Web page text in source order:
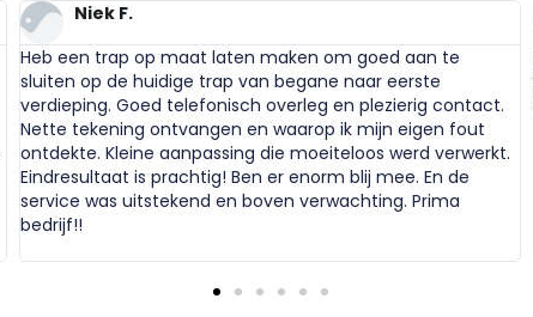
Niek F.
Heb een trap op maat laten maken om goed aan te
sluiten op de huidige trap van begane naar eerste
verdieping. Goed telefonisch overleg en plezierig contact.
Nette tekening ontvangen en waarop ik mijn eigen fout
ontdekte. Kleine aanpassing die moeiteloos werd verwerkt.
Eindresultaat is prachtig! Ben er enorm blij mee. En de
service was uitstekend en boven verwachting. Prima
bedrijf!!